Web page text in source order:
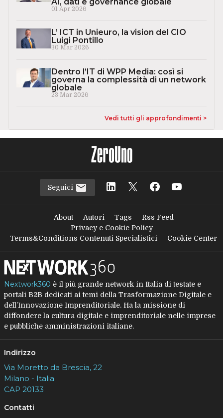
AI, dati e governance globale
01 Apr 2026
L’ ICT in Unieuro, la vision del CIO
Luigi Pontillo
30 Mar 2026
Dentro l’IT di WPP Media: così si
governa la complessità di un network
globale
23 Mar 2026
Vedi tutti gli approfondimenti >
Seguici
About Autori Tags
Rss Feed
Privacy e Cookie Policy
Terms&Conditions Contenuti Specialistici
Cookie Center
Nextwork360 è il più grande network in Italia di testate e
portali B2B dedicati ai temi della Trasformazione Digitale e
dell’Innovazione Imprenditoriale. Ha la missione di
diffondere la cultura digitale e imprenditoriale nelle imprese
e pubbliche amministrazioni italiane.
Indirizzo
Via Moretto da Brescia, 22
Milano - Italia
CAP 20133
Contatti